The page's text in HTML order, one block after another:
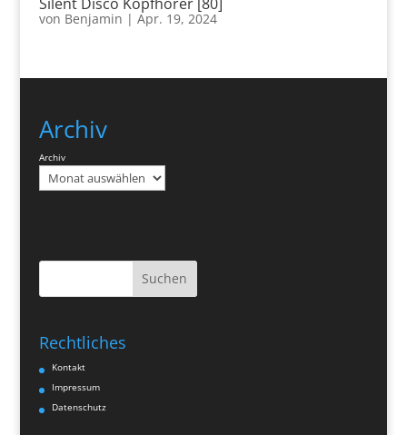
von Benjamin | Apr. 19, 2024
Archiv
Archiv
Suchen
Rechtliches
Kontakt
Impressum
Datenschutz